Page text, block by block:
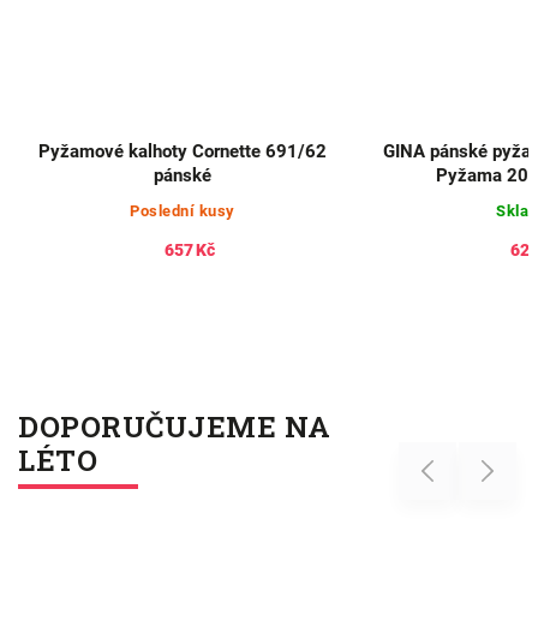
Pyžamové kalhoty Cornette 691/62
pánské
Poslední kusy
657 Kč
GINA pánské
Pyžama
DOPORUČUJEME NA
LÉTO
Previous Next